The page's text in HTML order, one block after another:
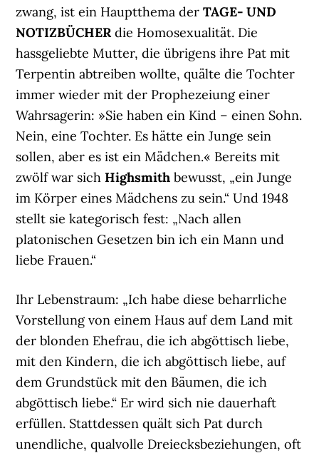
zwang, ist ein Hauptthema derTAGE- UND
NOTIZBÜCHERdie Homosexualität. Die
hassgeliebte Mutter, die übrigens ihre Pat mit
Terpentin abtreiben wollte, quälte die Tochter
immer wieder mit der Prophezeiung einer
Wahrsagerin: »Sie haben ein Kind – einen Sohn.
Nein, eine Tochter. Es hätte ein Junge sein
sollen, aber es ist ein Mädchen.« Bereits mit
zwölf war sichHighsmith bewusst, „ein Junge
im Körper eines Mädchens zu sein.“ Und 1948
stellt sie kategorisch fest: „Nach allen
platonischen Gesetzen bin ich ein Mann und
liebe Frauen.“
Ihr Lebenstraum: „Ich habe diese beharrliche
Vorstellung von einem Haus auf dem Land mit
der blonden Ehefrau, die ich abgöttisch liebe,
mit den Kindern, die ich abgöttisch liebe, auf
dem Grundstück mit den Bäumen, die ich
abgöttisch liebe.“ Er wird sich nie dauerhaft
erfüllen. Stattdessen quält sich Pat durch
unendliche, qualvolle Dreiecksbeziehungen, oft